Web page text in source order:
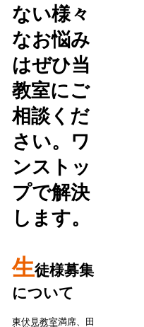
ない様々
なお悩み
はぜひ当
教室にご
相談くだ
さい。ワ
ンストッ
プで解決
します。
生徒様募集
について
東伏見教室満席、田